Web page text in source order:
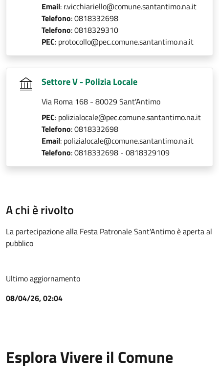
Email: r.vicchiariello@comune.santantimo.na.it
Telefono: 0818332698
Telefono: 0818329310
PEC: protocollo@pec.comune.santantimo.na.it
Settore V - Polizia Locale
Via Roma 168 - 80029 Sant'Antimo
PEC: polizialocale@pec.comune.santantimo.na.it
Telefono: 0818332698
Email: polizialocale@comune.santantimo.na.it
Telefono: 0818332698 - 0818329109
A chi è rivolto
La partecipazione alla Festa Patronale Sant'Antimo è aperta al
pubblico
Ultimo aggiornamento
08/04/26, 02:04
Esplora Vivere il Comune